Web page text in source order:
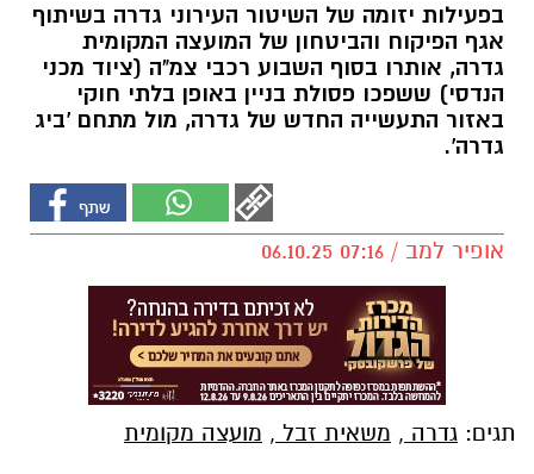
בפעילות יזומה של השיטור העירוני גדרה בשיתוף
אגף הפיקוח והביטחון של המועצה המקומית
גדרה, אותרו בסוף השבוע רכבי צמ"ה (ציוד מכני
הנדסי) ששפכו פסולת בניין באופן בלתי חוקי
באזור התעשייה החדש של גדרה, מול מתחם 'ביג
גדרה'.
אופיר למב / 07:16 06.10.25
תגים: גדרה , משאית זבל , מועצה מקומית